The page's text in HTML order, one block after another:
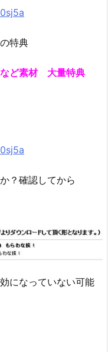
特典
など素材 大量特典
？確認してから
になっていない可能